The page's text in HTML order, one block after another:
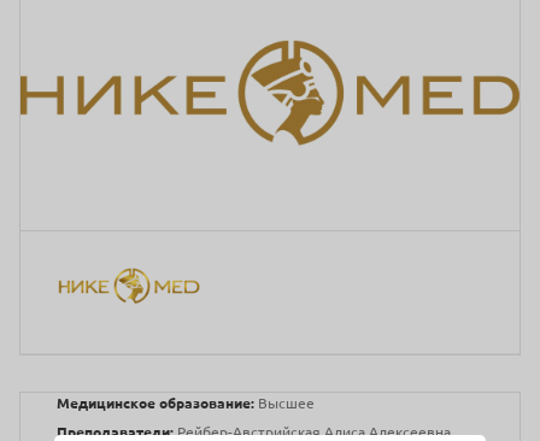
Медицинское образование: Высшее
Преподаватели: Рейбер-Австрийская Алиса Алексеевна